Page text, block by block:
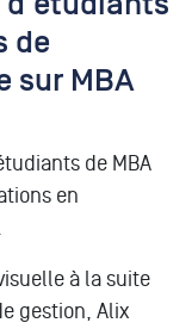
de
sur MBA
de MBA
en
à la suite
gestion, Alix